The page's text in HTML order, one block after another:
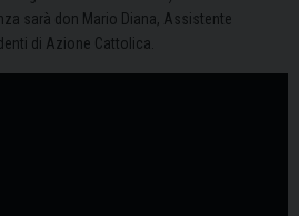
sarà don Mario Diana, Assistente
di Azione Cattolica.